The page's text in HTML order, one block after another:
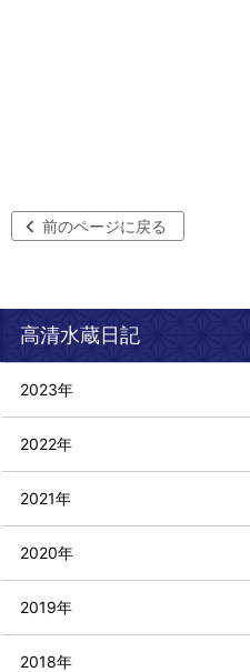
前のページに戻る
高清水蔵日記
2023年
2022年
2021年
2020年
2019年
2018年